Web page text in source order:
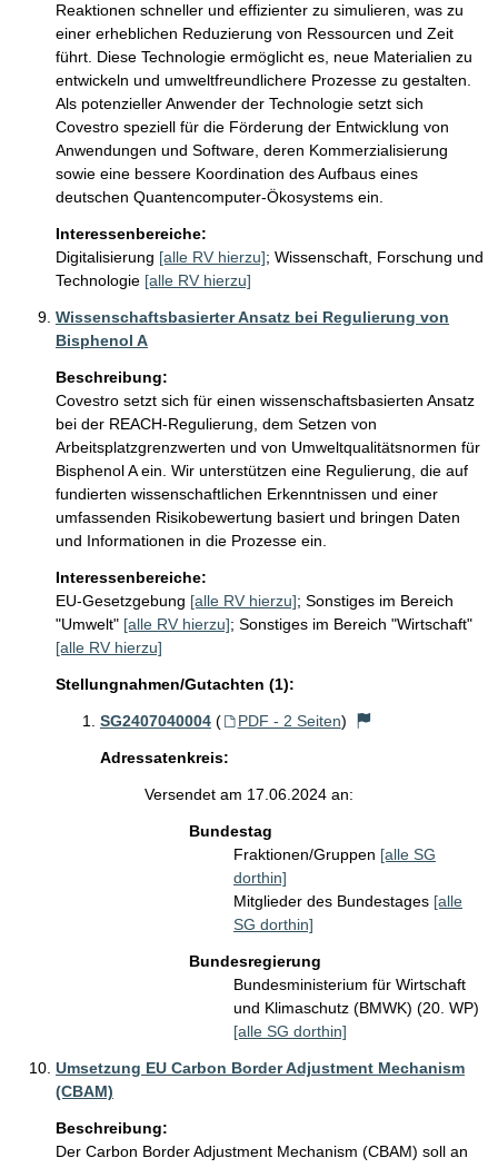
Reaktionen schneller und effizienter zu simulieren, was zu
einer erheblichen Reduzierung von Ressourcen und Zeit
führt. Diese Technologie ermöglicht es, neue Materialien zu
entwickeln und umweltfreundlichere Prozesse zu gestalten.
Als potenzieller Anwender der Technologie setzt sich
Covestro speziell für die Förderung der Entwicklung von
Anwendungen und Software, deren Kommerzialisierung
sowie eine bessere Koordination des Aufbaus eines
deutschen Quantencomputer-Ökosystems ein.
Interessenbereiche:
Digitalisierung [alle RV hierzu]; Wissenschaft, Forschung und
Technologie [alle RV hierzu]
Wissenschaftsbasierter Ansatz bei Regulierung von
Bisphenol A
Beschreibung:
Covestro setzt sich für einen wissenschaftsbasierten Ansatz
bei der REACH-Regulierung, dem Setzen von
Arbeitsplatzgrenzwerten und von Umweltqualitätsnormen für
Bisphenol A ein. Wir unterstützen eine Regulierung, die auf
fundierten wissenschaftlichen Erkenntnissen und einer
umfassenden Risikobewertung basiert und bringen Daten
und Informationen in die Prozesse ein.
Interessenbereiche:
EU-Gesetzgebung [alle RV hierzu]; Sonstiges im Bereich
"Umwelt" [alle RV hierzu]; Sonstiges im Bereich "Wirtschaft"
[alle RV hierzu]
Stellungnahmen/Gutachten (1):
SG2407040004 ( PDF - 2 Seiten)
Adressatenkreis:
Versendet am 17.06.2024 an:
Bundestag
Fraktionen/Gruppen [alle SG
dorthin]
Mitglieder des Bundestages [alle
SG dorthin]
Bundesregierung
Bundesministerium für Wirtschaft
und Klimaschutz (BMWK) (20. WP)
[alle SG dorthin]
Umsetzung EU Carbon Border Adjustment Mechanism
(CBAM)
Beschreibung:
Der Carbon Border Adjustment Mechanism (CBAM) soll an